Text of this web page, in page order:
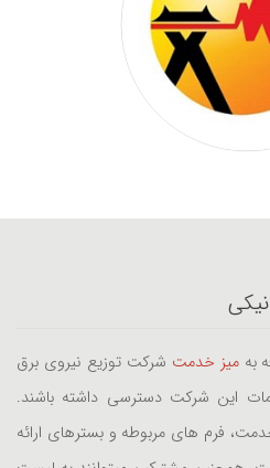
بهمیز خدمت شرکت توزیع نیروی برق
این شرکت دسترسی داشته باشند.
فرم های مربوطه و بسترهای ارائه